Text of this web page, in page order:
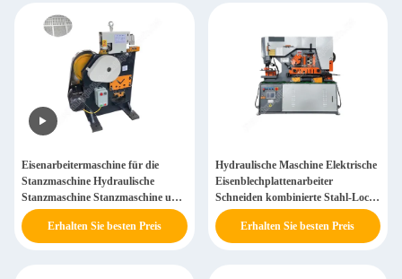
Eisenarbeitermaschine für die
Stanzmaschine Hydraulische
Stanzmaschine Stanzmaschine und
Scherenmaschine
Erhalten Sie besten Preis
Hydraulische Maschine Elektrische
Eisenblechplattenarbeiter
Schneiden kombinierte Stahl-Loch-
Punching und Scheren
Eisenarbeiter Maschine
Erhalten Sie besten Preis